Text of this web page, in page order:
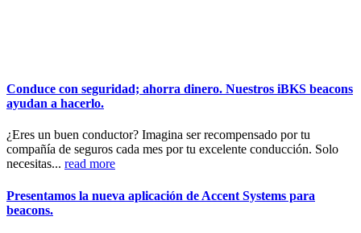
Conduce con seguridad; ahorra dinero. Nuestros iBKS beacons
ayudan a hacerlo.
¿Eres un buen conductor? Imagina ser recompensado por tu
compañía de seguros cada mes por tu excelente conducción. Solo
necesitas... read more
Presentamos la nueva aplicación de Accent Systems para
beacons.